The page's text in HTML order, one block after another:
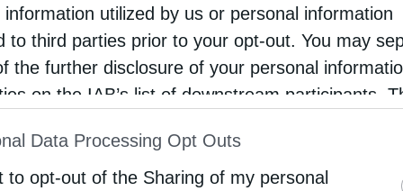
information utilized by us or personal information
to third parties prior to your opt-out. You may
the further disclosure of your personal
on the IAB’s list of downstream participants.
of Downstream Participantsthat may further
parties.
Data Processing Opt Outs
to opt-out of the Sharing of my personal